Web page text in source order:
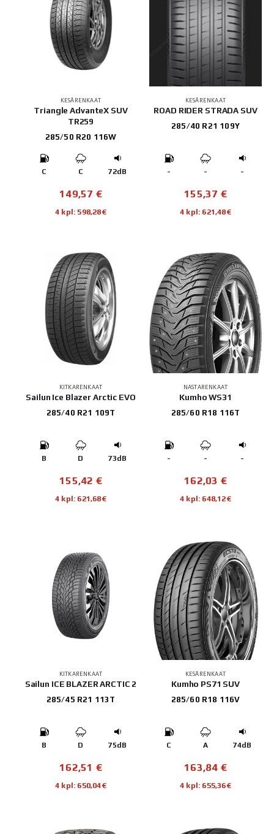
KESÄRENKAAT
Triangle AdvanteX SUV
TR259
285/50 R20 116W
C C 72dB
149,57 €
4 kpl: 598,28€
KESÄRENKAAT
ROAD RIDER STRADA SUV
285/40 R21 109Y
- - -
155,37 €
4 kpl: 621,48€
KITKARENKAAT
Sailun Ice Blazer Arctic EVO
285/40 R21 109T
B D 73dB
155,42 €
4 kpl: 621,68€
NASTARENKAAT
Kumho WS31
285/60 R18 116T
- - -
162,03 €
4 kpl: 648,12€
KITKARENKAAT
Sailun ICE BLAZER ARCTIC 2
285/45 R21 113T
B D 75dB
162,51 €
4 kpl: 650,04€
KESÄRENKAAT
Kumho PS71 SUV
285/60 R18 116V
C A 74dB
163,84 €
4 kpl: 655,36€